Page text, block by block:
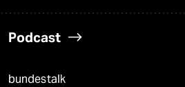
Podcast
bundestalk